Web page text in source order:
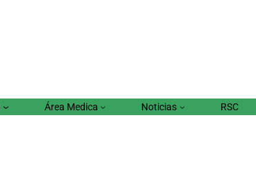
Área Medica Noticias RSC